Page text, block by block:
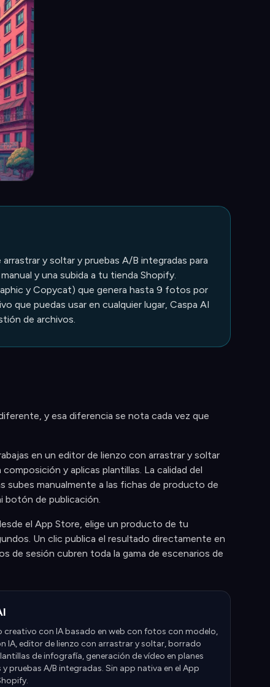
y soltar y pruebas A/B integradas para
y una subida a tu tienda Shopify.
y Copycat) que genera hasta 9 fotos por
que puedas usar en cualquier lugar, Caspa AI
de archivos.
y esa diferencia se nota cada vez que
en un editor de lienzo con arrastrar y soltar
y aplicas plantillas. La calidad del
subes manualmente a las fichas de producto de
botón de publicación.
el App Store, elige un producto de tu
Un clic publica el resultado directamente en
de sesión cubren toda la gama de escenarios de
creativo con IA basado en web con fotos con modelo,
IA, editor de lienzo con arrastrar y soltar, borrado
de infografía, generación de vídeo en planes
y pruebas A/B integradas. Sin app nativa en el App